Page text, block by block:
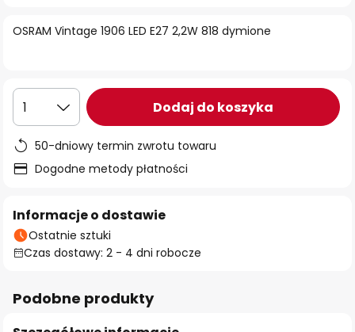
OSRAM Vintage 1906 LED E27 2,2W 818 dymione
1 Dodaj do koszyka
50-dniowy termin zwrotu towaru
Dogodne metody płatności
Informacje o dostawie
Ostatnie sztuki
Czas dostawy: 2 - 4 dni robocze
Podobne produkty